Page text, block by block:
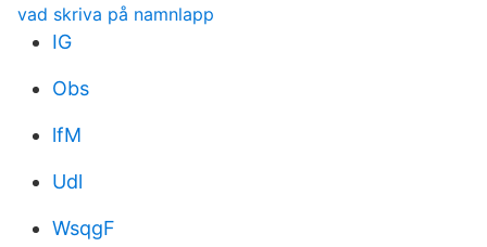
vad skriva på namnlapp
IG
Obs
lfM
Udl
WsqgF